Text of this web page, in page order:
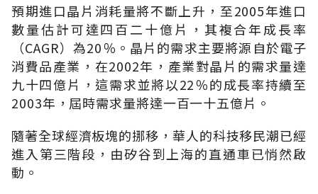
預期進口晶片消耗量將不斷上升，至2005年進口
數量估計可達四百二十億片，其複合年成長率
（CAGR）為20％。晶片的需求主要將源自於電子
消費品產業，在2002年，產業對晶片的需求量達
九十四億片，這需求並將以22％的成長率持續至
2003年，屆時需求量將達一百一十五億片。
隨著全球經濟板塊的挪移，華人的科技移民潮已經
進入第三階段，由矽谷到上海的直通車已悄然啟
動。